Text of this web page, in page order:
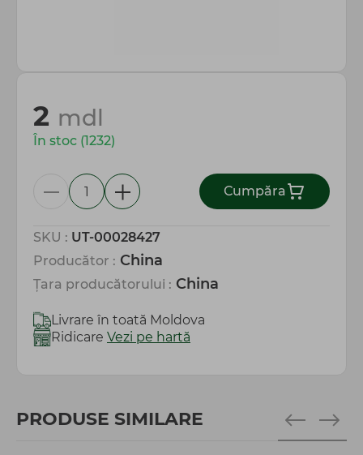
SKU : UT-00028427
Producător : China
Țara producătorului : China
2 mdl
În stoc (1232)
Сumpăra
Livrare în toată Moldova
Ridicare Vezi pe hartă
PRODUSE SIMILARE